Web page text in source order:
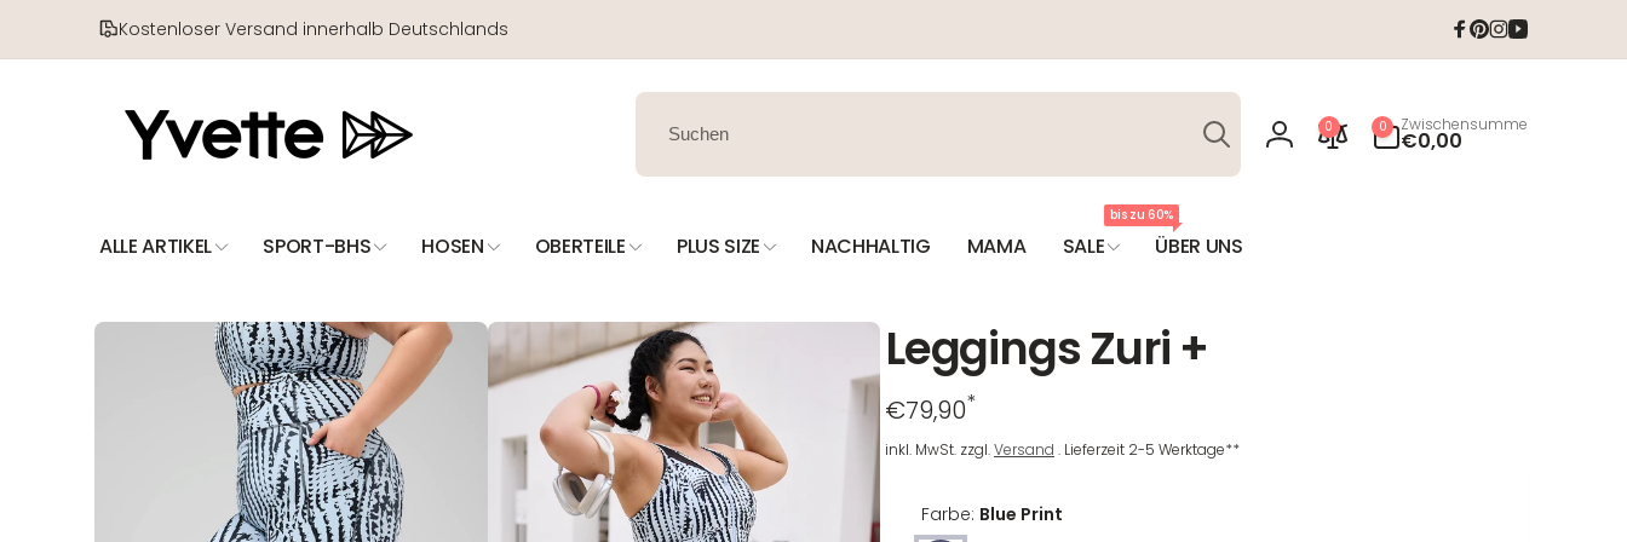
Kostenloser Versand innerhalb Deutschlands Facebook
Pinterest
Instagram
YouTube
Suchen
Einloggen
0 0
Artikel
Zwischensumme
€0,00
ALLE ARTIKEL SPORT-BHS HOSEN OBERTEILE PLUS SIZE NACHHALTIG MAMA SALE
bis zu 60%
ÜBER UNS
Produktinformationen
Leggings Zuri +
Regulärer
Preis
€79,90*
inkl. MwSt. zzgl.Versand . Lieferzeit 2-5 Werktage**
Farbe: Blue Print